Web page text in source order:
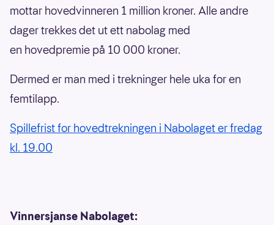
mottar hovedvinneren 1 million kroner. Alle andre
dager trekkes det ut ett nabolag med
en hovedpremie på 10 000 kroner.
Dermed er man med i trekninger hele uka for en
femtilapp.
Spillefrist for hovedtrekningen i Nabolaget er fredag
kl. 19.00
Vinnersjanse Nabolaget: